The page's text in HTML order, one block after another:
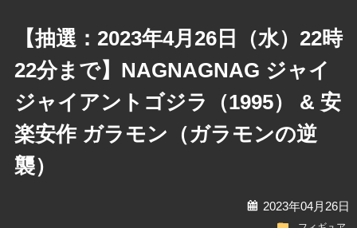
【抽選：2023年4月26日（水）22時
22分まで】NAGNAGNAG ジャイ
ジャイアントゴジラ（1995） & 安
楽安作 ガラモン（ガラモンの逆
襲）
calendar2023年04月26日